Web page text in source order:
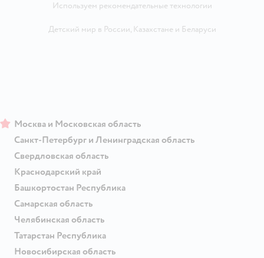
Используем рекомендательные технологии
Детский мир в России, Казахстанеи Беларуси
Москва и Московская область
Санкт-Петербург и Ленинградская область
Свердловская область
Краснодарский край
Башкортостан Республика
Самарская область
Челябинская область
Татарстан Республика
Новосибирская область